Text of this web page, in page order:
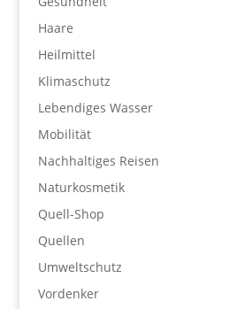
Haare
Heilmittel
Klimaschutz
Lebendiges Wasser
Mobilität
Nachhaltiges Reisen
Naturkosmetik
Quell-Shop
Quellen
Umweltschutz
Vordenker